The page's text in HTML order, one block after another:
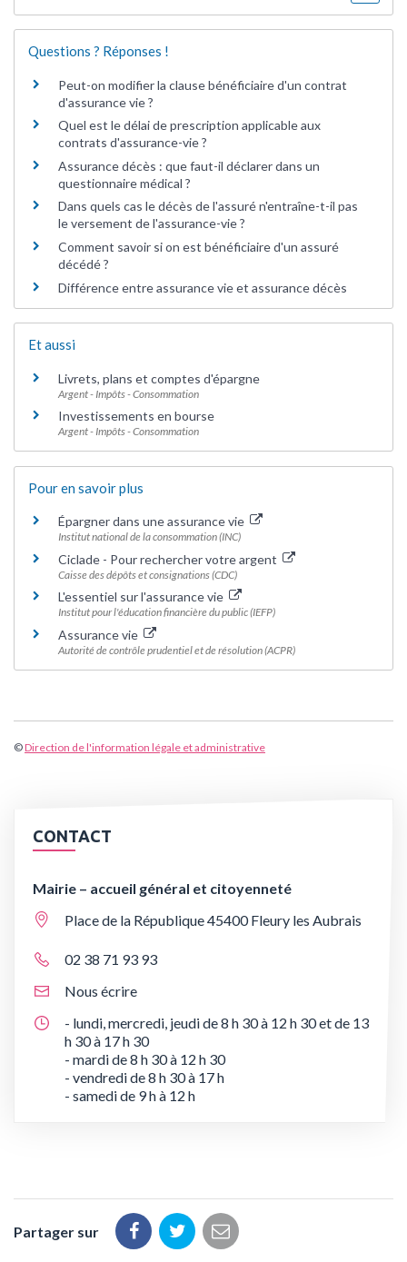
Questions ? Réponses !
Peut-on modifier la clause bénéficiaire d'un contrat
d'assurance vie ?
Quel est le délai de prescription applicable aux
contrats d'assurance-vie ?
Assurance décès : que faut-il déclarer dans un
questionnaire médical ?
Dans quels cas le décès de l'assuré n'entraîne-t-il pas
le versement de l'assurance-vie ?
Comment savoir si on est bénéficiaire d'un assuré
décédé ?
Différence entre assurance vie et assurance décès
Et aussi
Livrets, plans et comptes d'épargne
Argent - Impôts - Consommation
Investissements en bourse
Argent - Impôts - Consommation
Pour en savoir plus
Épargner dans une assurance vie
Institut national de la consommation (INC)
Ciclade - Pour rechercher votre argent
Caisse des dépôts et consignations (CDC)
L'essentiel sur l'assurance vie
Institut pour l'éducation financière du public (IEFP)
Assurance vie
Autorité de contrôle prudentiel et de résolution (ACPR)
©Direction de l'information légale et administrative
CONTACT
Mairie – accueil général et citoyenneté
Place de la République 45400 Fleury les Aubrais
02 38 71 93 93
Nous écrire
- lundi, mercredi, jeudi de 8 h 30 à 12 h 30 et de 13
h 30 à 17 h 30
- mardi de 8 h 30 à 12 h 30
- vendredi de 8 h 30 à 17 h
- samedi de 9 h à 12 h
Partager sur
PartagerPartagerPartager